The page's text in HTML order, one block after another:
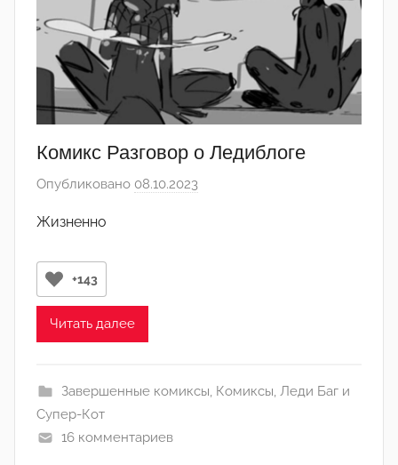
Комикс Разговор о Ледиблоге
Опубликовано 08.10.2023
a
Жизненно
+143
Читать далее
Завершенные комиксы Комиксы Леди Баг и
Супер-Кот
16 комментариев